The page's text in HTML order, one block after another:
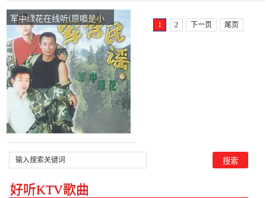
军中绿花在线听(原唱是小
曾)，靓丽人生演唱点播:41
次
1 2 下一页 尾页
好听KTV歌曲